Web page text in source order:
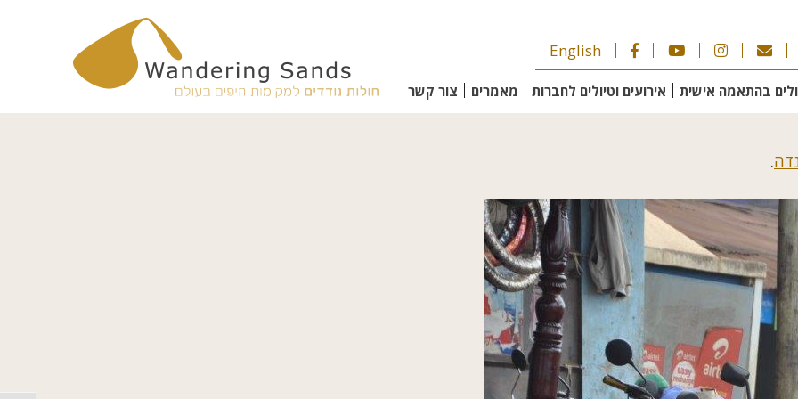
English
בהתאמה אישית אירועים וטיולים לחברות מאמרים צור קשר
.